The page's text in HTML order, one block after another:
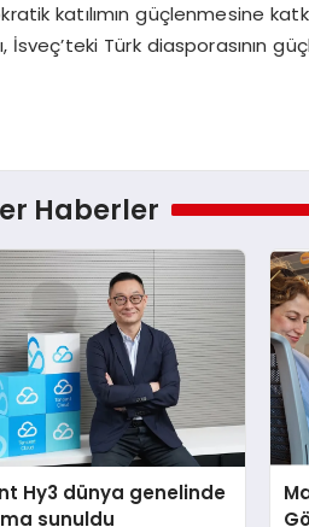
katılımın güçlenmesine
İsveç’teki Türk diasporasının
Haberler
Hy3 dünya genelinde
sunuldu